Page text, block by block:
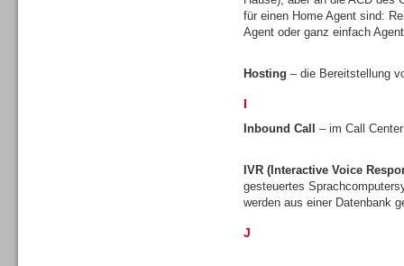
für einen Home Agent sind:
Agent oder ganz einfach
Hosting – die Bereitstellung
I
Inbound Call – im Call
IVR (Interactive Voice
gesteuertes
werden aus einer Datenbank
J